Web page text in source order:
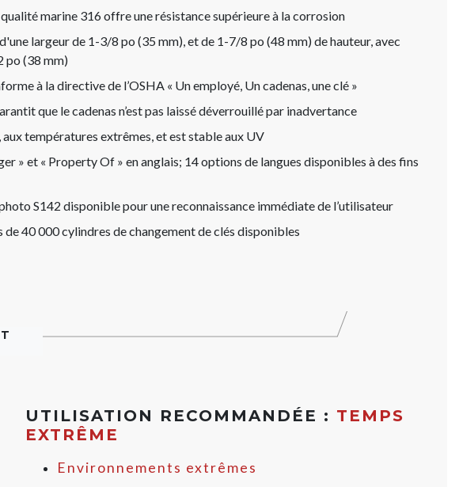
marine 316 offre une résistance supérieure à la corrosion
largeur de 1-3/8 po (35 mm), et de 1-7/8 po (48 mm) de hauteur, avec
po (38 mm)
à la directive de l’OSHA « Un employé, Un cadenas, une clé »
que le cadenas n’est pas laissé déverrouillé par inadvertance
températures extrêmes, et est stable aux UV
» et « Property Of » en anglais; 14 options de langues disponibles à des fins
S142 disponible pour une reconnaissance immédiate de l’utilisateur
de 40 000 cylindres de changement de clés disponibles
UTILISATION RECOMMANDÉE : TEMPS
EXTRÊME
Environnements extrêmes